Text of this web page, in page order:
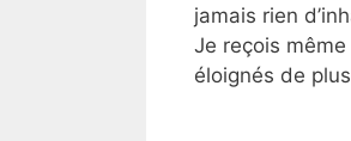
jamais rien
Je reçois
éloignés de